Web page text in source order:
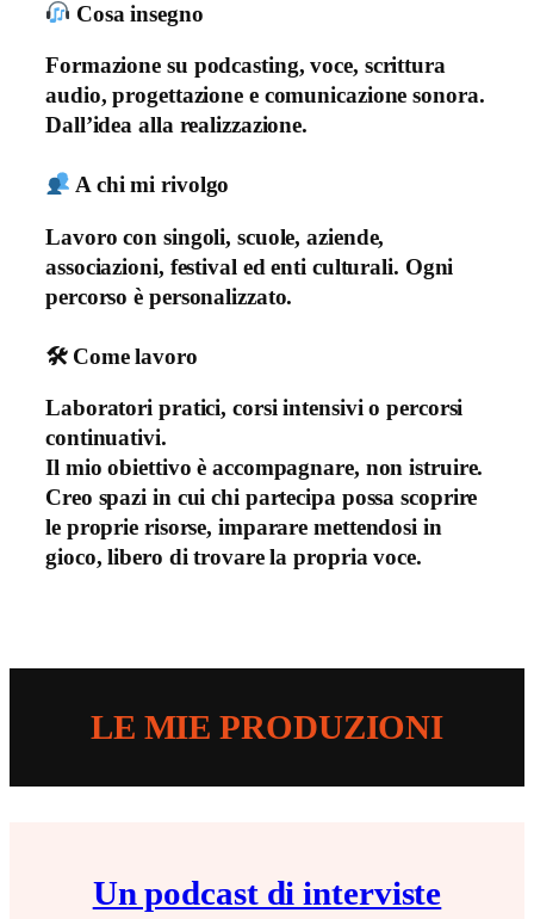
Cosa insegno
Formazione su podcasting, voce, scrittura
audio, progettazione e comunicazione sonora.
Dall’idea alla realizzazione.
A chi mi rivolgo
Lavoro con singoli, scuole, aziende,
associazioni, festival ed enti culturali. Ogni
percorso è personalizzato.
🛠 Come lavoro
Laboratori pratici, corsi intensivi o percorsi
continuativi.
Il mio obiettivo è accompagnare, non istruire.
Creo spazi in cui chi partecipa possa scoprire
le proprie risorse, imparare mettendosi in
gioco, libero di trovare la propria voce.
LE MIE PRODUZIONI
Un podcast di interviste